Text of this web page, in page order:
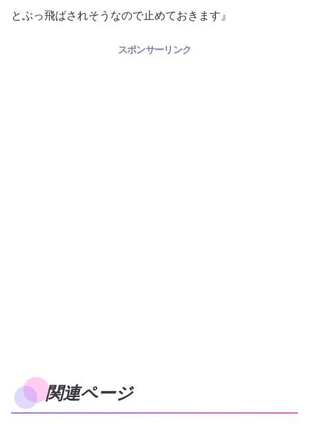
とぶっ飛ばされそうなので止めておきます』
スポンサーリンク
関連ページ